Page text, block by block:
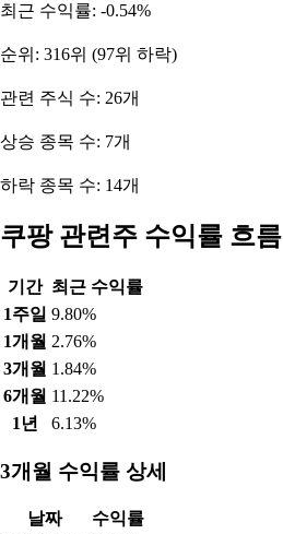
최근 수익률: -0.54%
순위: 316위 (97위 하락)
관련 주식 수: 26개
상승 종목 수: 7개
하락 종목 수: 14개
쿠팡 관련주 수익률 흐름
기간 최근 수익률
1주일 9.80%
1개월 2.76%
3개월 1.84%
6개월 11.22%
1년
6.13%
3개월 수익률 상세
날짜
수익률